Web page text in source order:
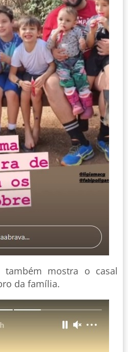
também mostra o casal
da família.